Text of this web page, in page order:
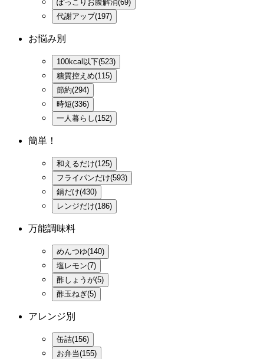
ぽっこりお腹解消(69)
代謝アップ(197)
お悩み別
100kcal以下(523)
糖質控えめ(115)
節約(294)
時短(336)
一人暮らし(152)
簡単！
和えるだけ(125)
フライパンだけ(593)
鍋だけ(430)
レンジだけ(186)
万能調味料
めんつゆ(140)
塩レモン(7)
酢しょうが(5)
酢玉ねぎ(5)
アレンジ別
缶詰(156)
お弁当(155)